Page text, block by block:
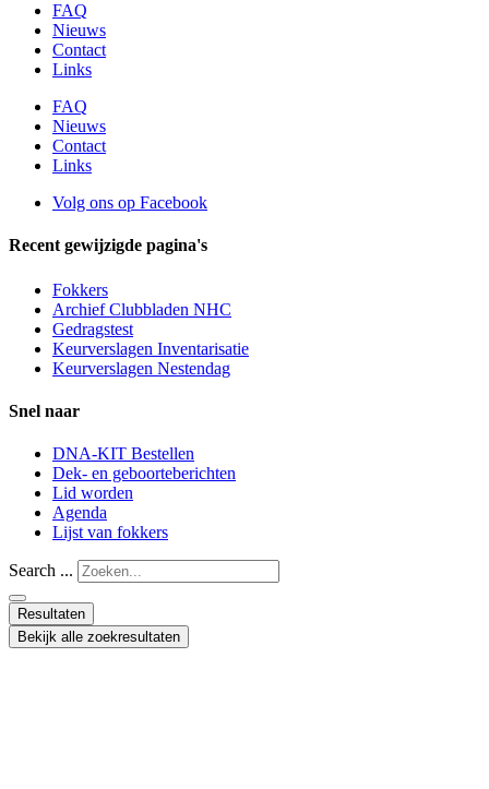
FAQ
Nieuws
Contact
Links
FAQ
Nieuws
Contact
Links
Volg ons op Facebook
Recent gewijzigde pagina's
Fokkers
Archief Clubbladen NHC
Gedragstest
Keurverslagen Inventarisatie
Keurverslagen Nestendag
Snel naar
DNA-KIT Bestellen
Dek- en geboorteberichten
Lid worden
Agenda
Lijst van fokkers
Search ...
Resultaten
Bekijk alle zoekresultaten